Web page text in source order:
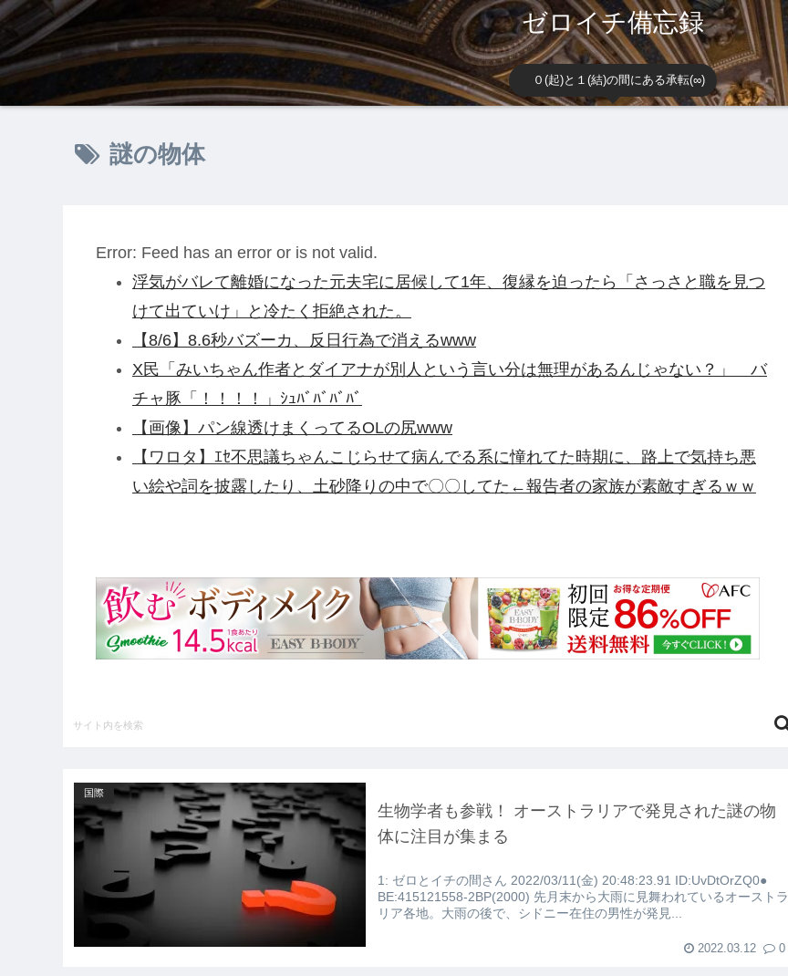
ゼロイチ備忘録
０(起)と１(結)の間にある承転(∞)
謎の物体
Error: Feed has an error or is not valid.
浮気がバレて離婚になった元夫宅に居候して1年、復縁を迫ったら「さっさと職を見つ
けて出ていけ」と冷たく拒絶された。
【8/6】8.6秒バズーカ、反日行為で消えるwww
X民「みいちゃん作者とダイアナが別人という言い分は無理があるんじゃない？」 バ
チャ豚「！！！！」ｼｭﾊﾞﾊﾞﾊﾞﾊﾞ
【画像】パン線透けまくってるOLの尻www
【ワロタ】ｴｾ不思議ちゃんこじらせて病んでる系に憧れてた時期に、路上で気持ち悪
い絵や詞を披露したり、土砂降りの中で〇〇してた←報告者の家族が素敵すぎるｗｗ
費税減税やめろ！！財源はどうするんだ！！」他
【衝撃】清水アキラさんの息子・清水良太郎さん死去で落語家・柳家小はださんが
「いじめ」「暴行」被害告発・・・・・・・・・他
【アルカナディア】「ヴェルルッタ First Engage Ver.〈ファーストエンゲージVer.〉」
【悲報】NHK、フジテレビの仲間入り他
情勢に……他
ハードオフに売っていた4万4000円のフィギュアがヤバすぎるｗｗｗｗｗｗ「こんな高
いの？ｗｗ」「逆に超安い」
【GIF】JSのカンチョーワロタ
【衝撃】報酬100万円超の治験募集がこちらｗｗｗｗｗ(※画像あり)
【愕然】白のクラウン俺氏、高速道路左車線を制限速度で走った結果
国際
生物学者も参戦！ オーストラリアで発見された謎の物
体に注目が集まる
1: ゼロとイチの間さん 2022/03/11(金) 20:48:23.91 ID:UvDtOrZQ0●
BE:415121558-2BP(2000) 先月末から大雨に見舞われているオーストラ
リア各地。大雨の後で、シドニー在住の男性が発見...
2022.03.12 0